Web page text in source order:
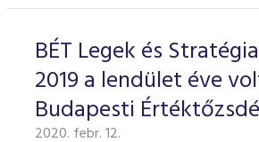
BÉT Legek és
2019 a lendület éve
Budapesti
2020. febr. 12.